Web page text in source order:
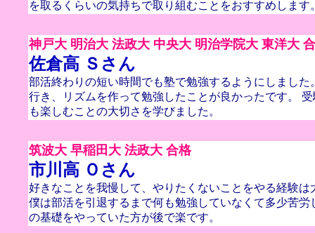
を取るくらいの気持ちで取り組むことをおすすめします
神戸大 明治大 法政大 中央大 明治学院大 東洋大
佐倉高 Ｓさん
部活終わりの短い時間でも塾で勉強するようにしました
行き、リズムを作って勉強したことが良かったです。
も楽しむことの大切さを学びました。
筑波大 早稲田大 法政大 合格
市川高 Ｏさん
好きなことを我慢して、やりたくないことをやる経験は
僕は部活を引退するまで何も勉強していなくて多少苦労
の基礎をやっていた方が後で楽です。